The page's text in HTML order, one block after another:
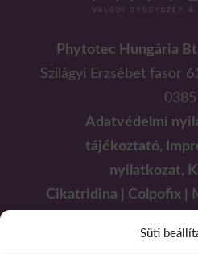
Süti
Phytotec Hungária
Szilágyi Erzsébet fasor
0385
Adatvédelmi
tájékoztató,
nyilatkozat,
Cikatridina
Colpofix|